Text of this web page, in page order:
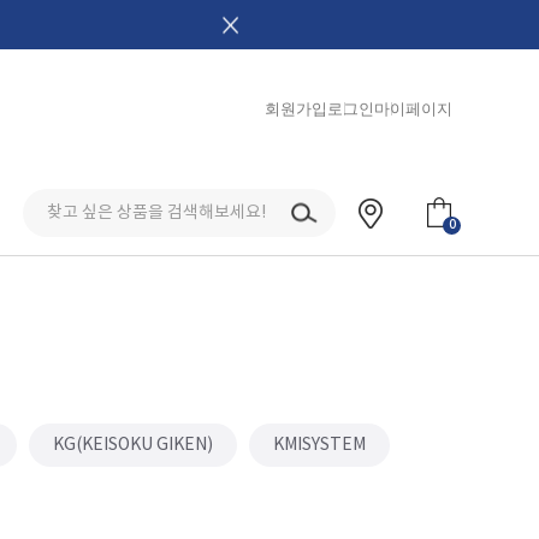
회원가입 로그인 마이페이지
0
KG(KEISOKU GIKEN) KMISYSTEM